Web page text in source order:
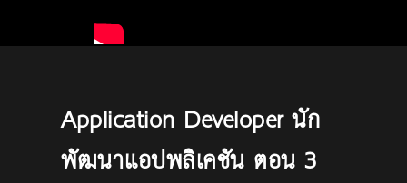
Application Developer นัก
พัฒนาแอปพลิเคชัน ตอน 3